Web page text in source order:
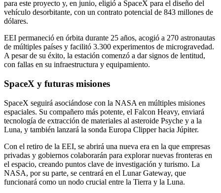
para este proyecto y, en junio, eligió a SpaceX para el diseño del
vehículo desorbitante, con un contrato potencial de 843 millones de
dólares.
EEI permaneció en órbita durante 25 años, acogió a 270 astronautas
de múltiples países y facilitó 3.300 experimentos de microgravedad.
A pesar de su éxito, la estación comenzó a dar signos de lentitud,
con fallas en su infraestructura y equipamiento.
SpaceX y futuras misiones
SpaceX seguirá asociándose con la NASA en múltiples misiones
espaciales. Su compañero más potente, el Falcon Heavy, enviará
tecnología de extracción de materiales al asteroide Psyche y a la
Luna, y también lanzará la sonda Europa Clipper hacia Júpiter.
Con el retiro de la EEI, se abrirá una nueva era en la que empresas
privadas y gobiernos colaborarán para explorar nuevas fronteras en
el espacio, creando puntos clave de investigación y turismo. La
NASA, por su parte, se centrará en el Lunar Gateway, que
funcionará como un nodo crucial entre la Tierra y la Luna.